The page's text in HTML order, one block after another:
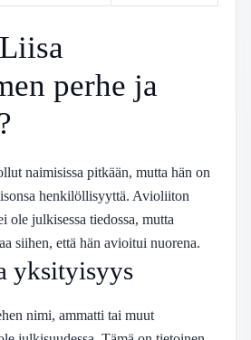
perhe ja
naimisissa pitkään, mutta hän on
henkilöllisyyttä. Avioliiton
ole julkisessa tiedossa, mutta
siihen, että hän avioitui nuorena.
yksityisyys
nimi, ammatti tai muut